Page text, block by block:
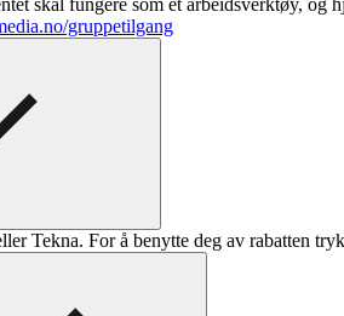
skal fungere som et arbeidsverktøy, og
gruppetilgang
Tekna. For å benytte deg av rabatten